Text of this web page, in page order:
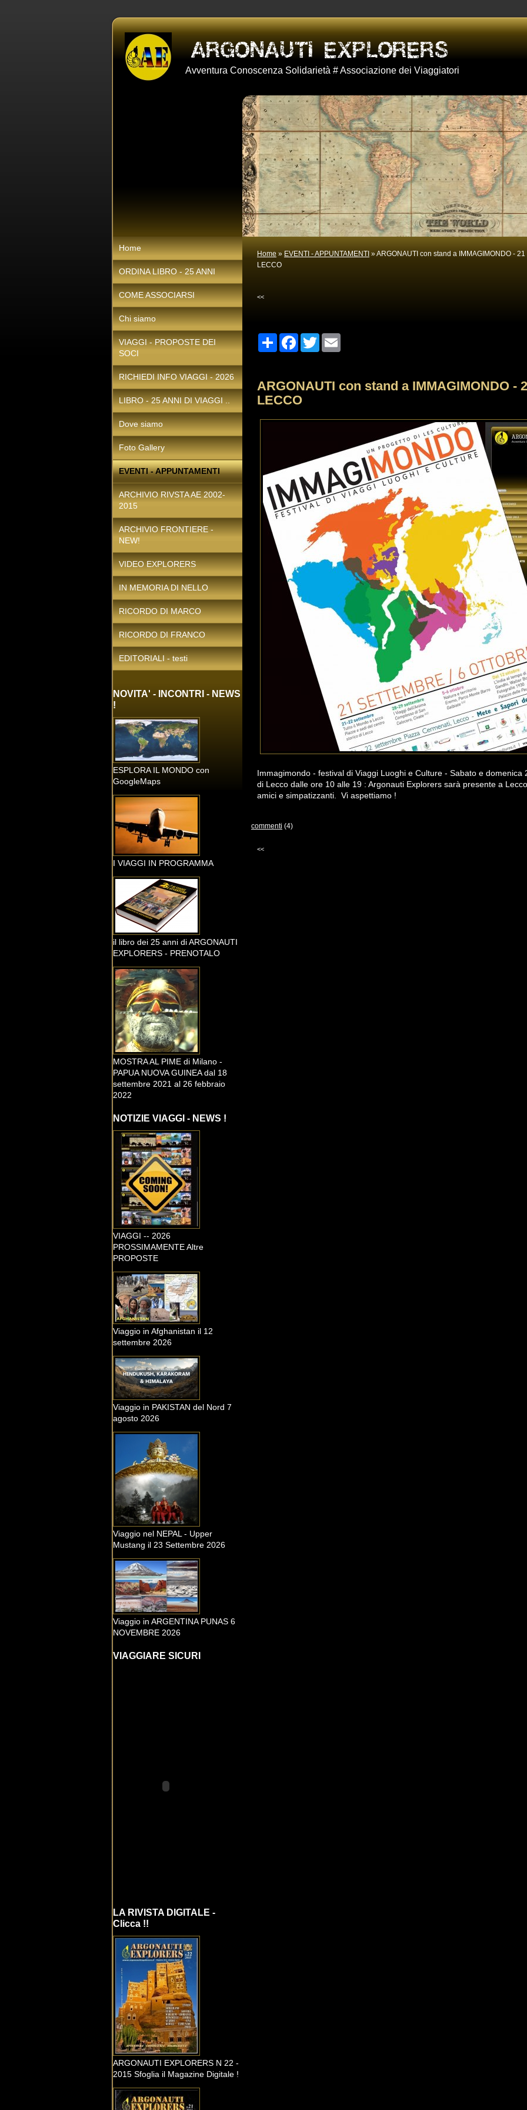
Avventura Conoscenza Solidarietà # Associazione dei Viaggiatori
Home » EVENTI - APPUNTAMENTI » ARGONAUTI con stand a IMMAGIMONDO -
LECCO
<<
Share Facebook
Twitter
ARGONAUTI con stand a IMMAGIMONDO -
LECCO
Immagimondo - festival di Viaggi Luoghi e Culture - Sabato e
di Lecco dalle ore 10 alle 19 : Argonauti Explorers sarà presente a
amici e simpatizzanti. Vi aspettiamo !
commenti (4)
<<
Home
ORDINA LIBRO - 25 ANNI
COME ASSOCIARSI
Chi siamo
VIAGGI - PROPOSTE DEI
SOCI
RICHIEDI INFO VIAGGI - 2026
LIBRO - 25 ANNI DI VIAGGI ..
Dove siamo
Foto Gallery
EVENTI - APPUNTAMENTI
ARCHIVIO RIVSTA AE 2002-
2015
ARCHIVIO FRONTIERE -
NEW!
VIDEO EXPLORERS
IN MEMORIA DI NELLO
RICORDO DI MARCO
RICORDO DI FRANCO
EDITORIALI - testi
NOVITA' - INCONTRI - NEWS
!
ESPLORA IL MONDO con
GoogleMaps
I VIAGGI IN PROGRAMMA
il libro dei 25 anni di ARGONAUTI
EXPLORERS - PRENOTALO
MOSTRA AL PIME di Milano -
PAPUA NUOVA GUINEA dal 18
settembre 2021 al 26 febbraio
2022
NOTIZIE VIAGGI - NEWS !
VIAGGI -- 2026
PROSSIMAMENTE Altre
PROPOSTE
Viaggio in Afghanistan il 12
settembre 2026
Viaggio in PAKISTAN del Nord 7
agosto 2026
Viaggio nel NEPAL - Upper
Mustang il 23 Settembre 2026
Viaggio in ARGENTINA PUNAS 6
NOVEMBRE 2026
VIAGGIARE SICURI
LA RIVISTA DIGITALE -
Clicca !!
ARGONAUTI EXPLORERS N 22 -
2015 Sfoglia il Magazine Digitale !